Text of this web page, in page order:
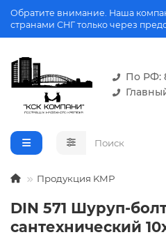
Обратите внимание. Наша
странами СНГ только через
По РФ:
Продукция KMP
DIN 571 Шуруп-
сантехнический